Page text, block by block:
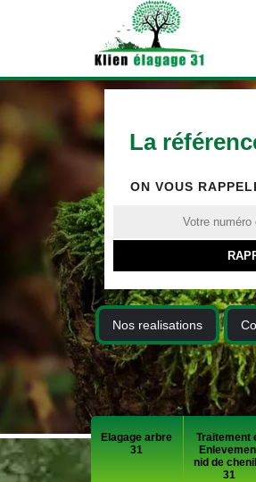
La
ON VOUS
Nos realisations
Elagage arbre
31
Traitement
nid de
31